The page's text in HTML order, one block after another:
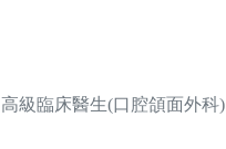
高級臨床醫生(口腔頜面外科)